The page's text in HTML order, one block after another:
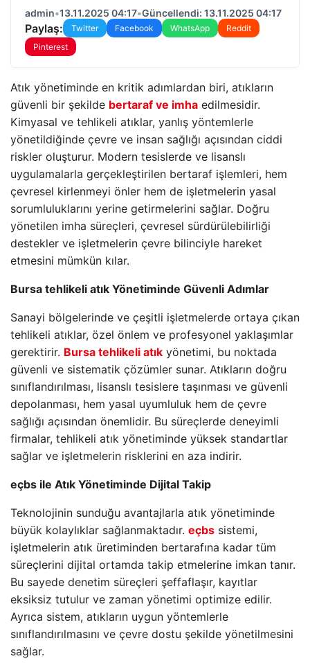
admin•13.11.2025 04:17•Güncellendi: 13.11.2025 04:17
Paylaş: Twitter Facebook WhatsApp
Reddit
Pinterest
Atık yönetiminde en kritik adımlardan biri, atıkların
güvenli bir şekilde bertaraf ve imha edilmesidir.
Kimyasal ve tehlikeli atıklar, yanlış yöntemlerle
yönetildiğinde çevre ve insan sağlığı açısından ciddi
riskler oluşturur. Modern tesislerde ve lisanslı
uygulamalarla gerçekleştirilen bertaraf işlemleri, hem
çevresel kirlenmeyi önler hem de işletmelerin yasal
sorumluluklarını yerine getirmelerini sağlar. Doğru
yönetilen imha süreçleri, çevresel sürdürülebilirliği
destekler ve işletmelerin çevre bilinciyle hareket
etmesini mümkün kılar.
Bursa tehlikeli atık Yönetiminde Güvenli Adımlar
Sanayi bölgelerinde ve çeşitli işletmelerde ortaya çıkan
tehlikeli atıklar, özel önlem ve profesyonel yaklaşımlar
gerektirir. Bursa tehlikeli atık yönetimi, bu noktada
güvenli ve sistematik çözümler sunar. Atıkların doğru
sınıflandırılması, lisanslı tesislere taşınması ve güvenli
depolanması, hem yasal uyumluluk hem de çevre
sağlığı açısından önemlidir. Bu süreçlerde deneyimli
firmalar, tehlikeli atık yönetiminde yüksek standartlar
sağlar ve işletmelerin risklerini en aza indirir.
eçbs ile Atık Yönetiminde Dijital Takip
Teknolojinin sunduğu avantajlarla atık yönetiminde
büyük kolaylıklar sağlanmaktadır. eçbs sistemi,
işletmelerin atık üretiminden bertarafına kadar tüm
süreçlerini dijital ortamda takip etmelerine imkan tanır.
Bu sayede denetim süreçleri şeffaflaşır, kayıtlar
eksiksiz tutulur ve zaman yönetimi optimize edilir.
Ayrıca sistem, atıkların uygun yöntemlerle
sınıflandırılmasını ve çevre dostu şekilde yönetilmesini
sağlar.